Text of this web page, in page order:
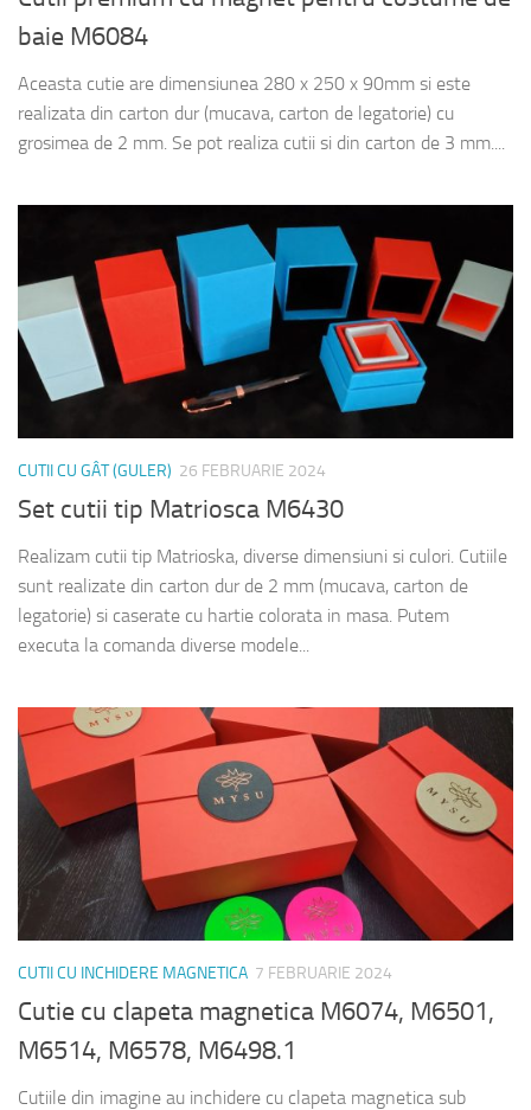
baie M6084
Aceasta cutie are dimensiunea 280 x 250 x 90mm si este
realizata din carton dur (mucava, carton de legatorie) cu
grosimea de 2 mm. Se pot realiza cutii si din carton de 3 mm....
CUTII CU GÂT (GULER) 26 FEBRUARIE 2024
Set cutii tip Matriosca M6430
Realizam cutii tip Matrioska, diverse dimensiuni si culori. Cutiile
sunt realizate din carton dur de 2 mm (mucava, carton de
legatorie) si caserate cu hartie colorata in masa. Putem
executa la comanda diverse modele...
CUTII CU INCHIDERE MAGNETICA 7 FEBRUARIE 2024
Cutie cu clapeta magnetica M6074, M6501,
M6514, M6578, M6498.1
Cutiile din imagine au inchidere cu clapeta magnetica sub